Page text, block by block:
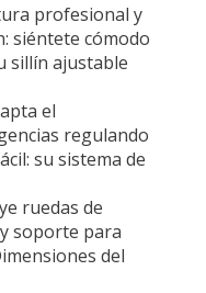
profesional y
siéntete cómodo
sillín ajustable
el
regulando
su sistema de
ruedas de
soporte para
del